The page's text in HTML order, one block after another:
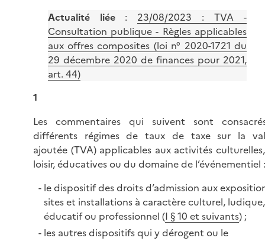
Actualité liée: 23/08/2023 : TVA -
Consultation publique - Règles applicables
aux offres composites (loi n° 2020-1721 du
29 décembre 2020 de finances pour 2021,
art. 44)
1
Les commentaires qui suivent sont
différents régimes de taux de taxe sur la
ajoutée (TVA) applicables aux activités
loisir, éducatives ou du domaine de l’événementiel :
le dispositif des droits d’admission aux
sites et installations à caractère culturel, ludique,
éducatif ou professionnel (I § 10 et suivants) ;
les autres dispositifs qui y dérogent ou le